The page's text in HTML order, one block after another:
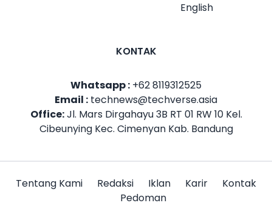
English
KONTAK
Whatsapp : +62 8119312525
Email : technews@techverse.asia
Office:Jl. Mars Dirgahayu 3B RT 01 RW 10 Kel.
Cibeunying Kec. Cimenyan Kab. Bandung
Tentang Kami Redaksi Iklan Karir
Kontak
Pedoman